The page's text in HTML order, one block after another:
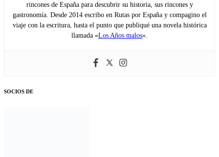
rincones de España para descubrir su historia, sus rincones y
gastronomía. Desde 2014 escribo en Rutas por España y compagino el
viaje con la escritura, hasta el punto que publiqué una novela histórica
llamada «Los Años malos«.
SOCIOS DE